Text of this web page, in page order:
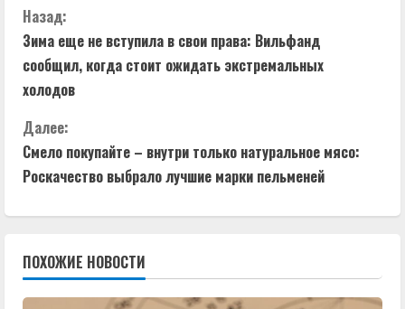
П
р
о
д
о
л
ж
и
Назад:
Зима еще не вступила в свои права: Вильфанд
сообщил, когда стоит ожидать экстремальных
холодов
Далее:
Смело покупайте – внутри только натуральное мясо:
Роскачество выбрало лучшие марки пельменей
ПОХОЖИЕ НОВОСТИ